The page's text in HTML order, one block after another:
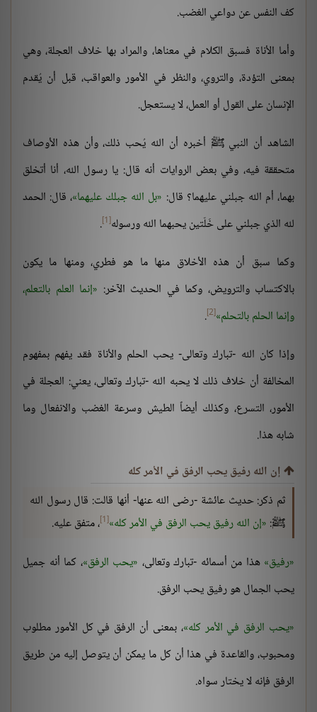
كف النفس عن دواعي الغضب.
وأما الأناة فسبق الكلام في معناها، والمراد بها خلاف العجلة، وهي
بمعنى التؤدة، والتروي، والنظر في الأمور والعواقب، قبل أن يُقدم
الإنسان على القول أو العمل، لا يستعجل.
الشاهد أن النبي ﷺ أخبره أن الله يُحب ذلك، وأن هذه الأوصاف
متحققة فيه، وفي بعض الروايات أنه قال: يا رسول الله، أنا أتخلق
بهما، أم الله جبلني عليهما؟ قال: بل الله جبلك عليهما ، قال: الحمد
لله الذي جبلني على خَلّتين يحبهما الله ورسوله[1]
.
وكما سبق أن هذه الأخلاق منها ما هو فطري، ومنها ما يكون
بالاكتساب والترويض، وكما في الحديث الآخر:
إنما العلم بالتعلم،
وإنما الحلم بالتحلم [2]
.
وإذا كان الله -تبارك وتعالى- يحب الحلم والأناة فقد يفهم بمفهوم
المخالفة أن خلاف ذلك لا يحبه الله -تبارك وتعالى، يعني: العجلة في
الأمور، التسرع، وكذلك أيضاً الطيش وسرعة الغضب والانفعال وما
شابه هذا.
إن الله رفيق يحب الرفق في الأمر كله
ثم ذكر: حديث عائشة -رضى الله عنها- أنها قالت: قال رسول الله
ﷺ: إن الله رفيق يحب الرفق في الأمر كله [1] ، متفق عليه.
رفيق هذا من أسمائه -تبارك وتعالى، يحب الرفق ، كما أنه جميل
يحب الجمال هو رفيق يحب الرفق.
يحب الرفق في الأمر كله ، بمعنى أن الرفق في كل الأمور مطلوب
ومحبوب، والقاعدة في هذا أن كل ما يمكن أن يتوصل إليه من طريق
الرفق فإنه لا يختار سواه.